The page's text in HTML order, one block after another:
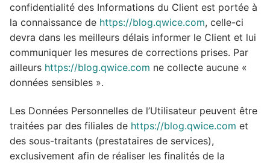
confidentialité des Informations du Client est portée à
la connaissance de https://blog.qwice.com, celle-ci
devra dans les meilleurs délais informer le Client et lui
communiquer les mesures de corrections prises. Par
ailleurs https://blog.qwice.com ne collecte aucune «
données sensibles ».
Les Données Personnelles de l’Utilisateur peuvent être
traitées par des filiales de https://blog.qwice.com et
des sous-traitants (prestataires de services),
exclusivement afin de réaliser les finalités de la